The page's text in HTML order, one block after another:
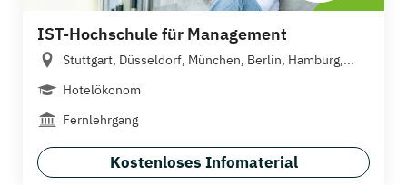
IST-Hochschule für Management
Stuttgart, Düsseldorf, München, Berlin, Hamburg,...
Hotelökonom
Fernlehrgang
Kostenloses Infomaterial